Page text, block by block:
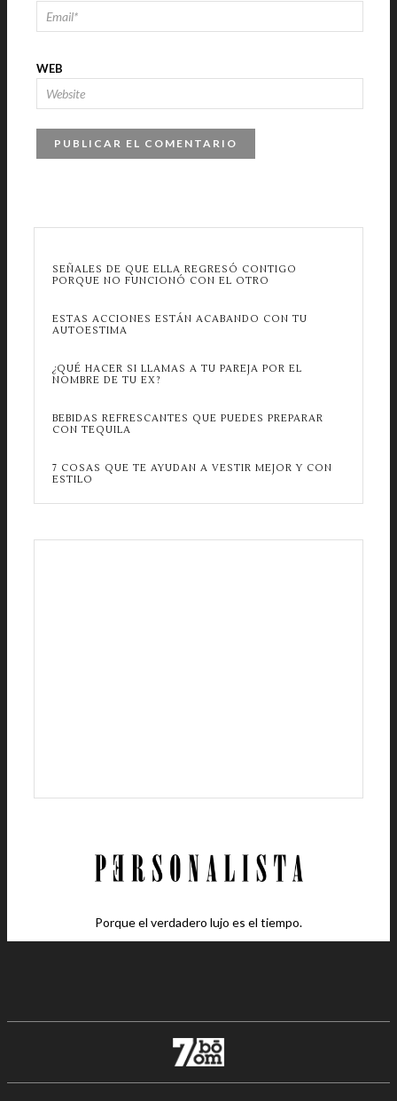
WEB
SEÑALES DE QUE ELLA REGRESÓ CONTIGO
PORQUE NO FUNCIONÓ CON EL OTRO
ESTAS ACCIONES ESTÁN ACABANDO CON TU
AUTOESTIMA
¿QUÉ HACER SI LLAMAS A TU PAREJA POR EL
NOMBRE DE TU EX?
BEBIDAS REFRESCANTES QUE PUEDES PREPARAR
CON TEQUILA
7 COSAS QUE TE AYUDAN A VESTIR MEJOR Y CON
ESTILO
Porque el verdadero lujo es el tiempo.